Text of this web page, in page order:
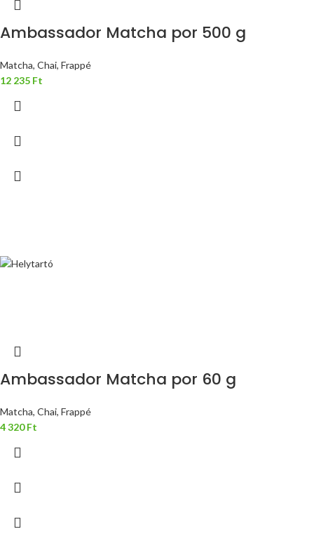
Ambassador Matcha por 500 g
Matcha, Chai, Frappé
12 235 Ft
Ambassador Matcha por 60 g
Matcha, Chai, Frappé
4 320Ft